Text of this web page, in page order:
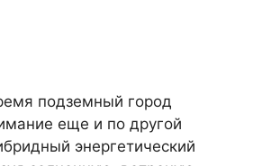
подземный город
еще и по другой
энергетический